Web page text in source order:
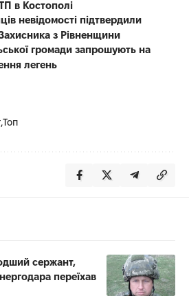
в Костополі
невідомості підтвердили
з Рівненщини
громади запрошують на
легень
Топ
сержант,
переїхав